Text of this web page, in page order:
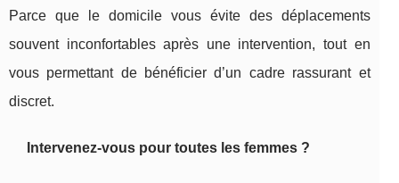
Parce que le domicile vous évite des déplacements
souvent inconfortables après une intervention, tout en
vous permettant de bénéficier d’un cadre rassurant et
discret.
Intervenez-vous pour toutes les femmes ?